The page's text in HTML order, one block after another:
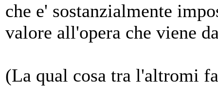
che e' sostanzialmente
valore all'opera che viene
(La qual cosa tra l'altromi